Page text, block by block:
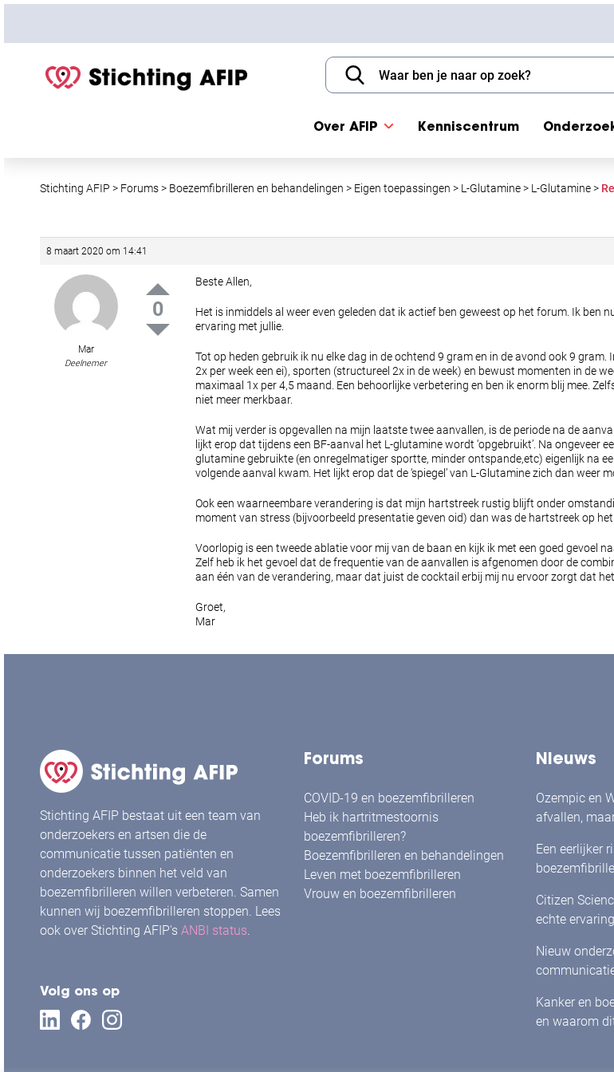
S
Over AFIP Kenniscentrum
Stichting AFIP > Forums> Boezemfibrilleren en behandelingen > Eigen toepassingen > L-Glutamine> L-Glutamine>
8 maart 2020 om 14:41
Mar
Deelnemer
0
Beste Allen,
Het is inmiddels al weer even geleden dat ik actief ben geweest op het forum. Ik ben
ervaring met jullie.
Tot op heden gebruik ik nu elke dag in de ochtend 9 gram en in de avond ook 9
2x per week een ei), sporten (structureel 2x in de week) en bewust momenten in de
maximaal 1x per 4,5 maand. Een behoorlijke verbetering en ben ik enorm blij mee.
niet meer merkbaar.
Wat mij verder is opgevallen na mijn laatste twee aanvallen, is de periode na de
lijkt erop dat tijdens een BF-aanval het L-glutamine wordt ‘opgebruikt’. Na
glutamine gebruikte (en onregelmatiger sportte, minder ontspande,etc) eigenlijk na
volgende aanval kwam. Het lijkt erop dat de ‘spiegel’ van L-Glutamine zich dan weer
Ook een waarneembare verandering is dat mijn hartstreek rustig blijft onder
moment van stress (bijvoorbeeld presentatie geven oid) dan was de hartstreek op
Voorlopig is een tweede ablatie voor mij van de baan en kijk ik met een goed gevoel
Zelf heb ik het gevoel dat de frequentie van de aanvallen is afgenomen door de
aan één van de verandering, maar dat juist de cocktail erbij mij nu ervoor zorgt dat
Groet,
Mar
Stichting AFIP bestaat uit een team van
onderzoekers en artsen die de
communicatie tussen patiënten en
onderzoekers binnen het veld van
boezemfibrilleren willen verbeteren. Samen
kunnen wij boezemfibrilleren stoppen. Lees
ook over Stichting AFIP's ANBI status.
Volg ons op
Forums
COVID-19 en boezemfibrilleren
Heb ik hartritmestoornis
boezemfibrilleren?
Boezemfibrilleren en behandelingen
Leven met boezemfibrilleren
Vrouw en boezemfibrilleren
Nieuws
Ozempic en
afvallen,
Een eerlijker
Citizen
echte
Nieuw
met
Kanker en
en waarom